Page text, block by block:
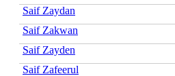
Saif Zaydan
Saif Zakwan
Saif Zayden
Saif Zafeerul